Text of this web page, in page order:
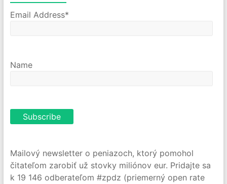
Email Address*
Name
Mailový newsletter o peniazoch, ktorý pomohol
čitateľom zarobiť už stovky miliónov eur. Pridajte sa
k 19 146 odberateľom #zpdz (priemerný open rate